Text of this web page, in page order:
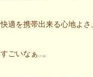
快適を携帯出来る心地よさ
すごいなぁ…。